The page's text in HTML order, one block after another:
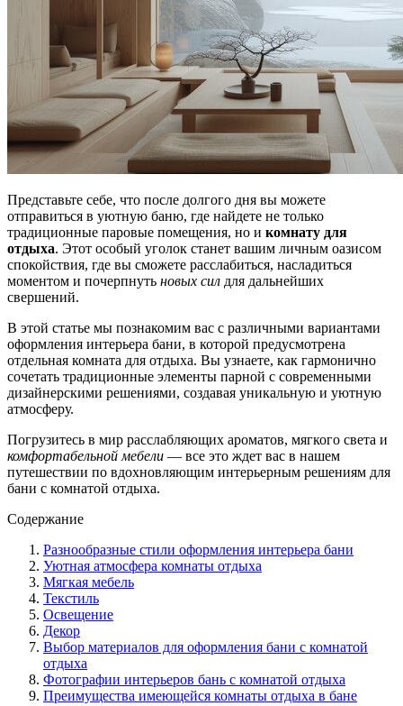
Представьте себе, что после долгого дня вы можете
отправиться в уютную баню, где найдете не только
традиционные паровые помещения, но и комнату для
отдыха. Этот особый уголок станет вашим личным оазисом
спокойствия, где вы сможете расслабиться, насладиться
моментом и почерпнуть новых сил для дальнейших
свершений.
В этой статье мы познакомим вас с различными вариантами
оформления интерьера бани, в которой предусмотрена
отдельная комната для отдыха. Вы узнаете, как гармонично
сочетать традиционные элементы парной с современными
дизайнерскими решениями, создавая уникальную и уютную
атмосферу.
Погрузитесь в мир расслабляющих ароматов, мягкого света и
комфортабельной мебели — все это ждет вас в нашем
путешествии по вдохновляющим интерьерным решениям для
бани с комнатой отдыха.
Содержание
Разнообразные стили оформления интерьера бани
Уютная атмосфера комнаты отдыха
Мягкая мебель
Текстиль
Освещение
Декор
Выбор материалов для оформления бани с комнатой
отдыха
Фотографии интерьеров бань с комнатой отдыха
Преимущества имеющейся комнаты отдыха в бане